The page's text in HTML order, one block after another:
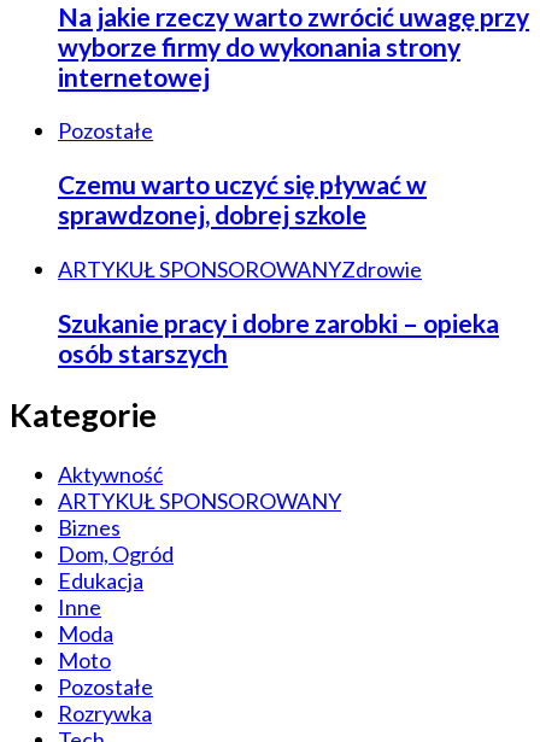
Na jakie rzeczy warto zwrócić uwagę przy
wyborze firmy do wykonania strony
internetowej
Pozostałe
Czemu warto uczyć się pływać w
sprawdzonej, dobrej szkole
ARTYKUŁ SPONSOROWANYZdrowie
Szukanie pracy i dobre zarobki – opieka
osób starszych
Kategorie
Aktywność
ARTYKUŁ SPONSOROWANY
Biznes
Dom, Ogród
Edukacja
Inne
Moda
Moto
Pozostałe
Rozrywka